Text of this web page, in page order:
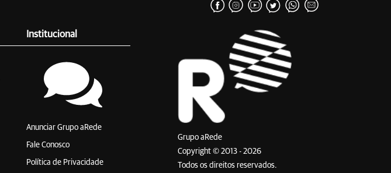
Institucional
Anunciar Grupo aRede
Fale Conosco
Política de Privacidade
Grupo aRede
Copyright © 2013 - 2026
Todos os direitos reservados.